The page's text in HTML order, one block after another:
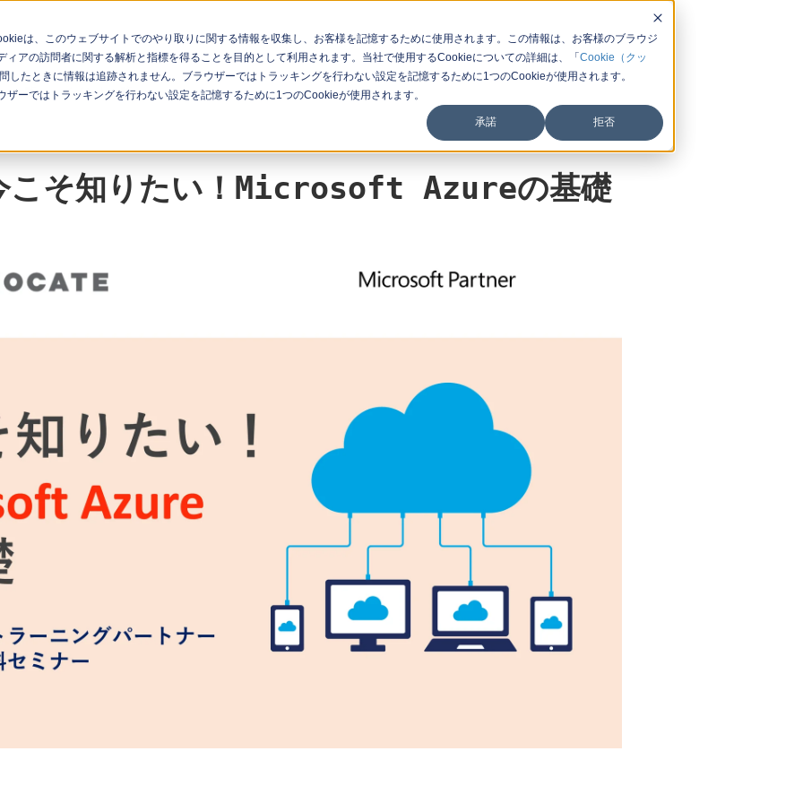
は、このウェブサイトでのやり取りに関する情報を収集し、お客様を記憶するために使用されます。この情報は、お客様のブラウジ
アの訪問者に関する解析と指標を得ることを目的として利用されます。当社で使用するCookieについての詳細は、「 Cookie（クッ
たときに情報は追跡されません。ブラウザーではトラッキングを行わない設定を記憶するために1つのCookieが使用されます。
ーではトラッキングを行わない設定を記憶するために1つのCookieが使用されます。
承諾 拒否
一覧 イベント一覧
こそ知りたい！Microsoft Azureの基礎